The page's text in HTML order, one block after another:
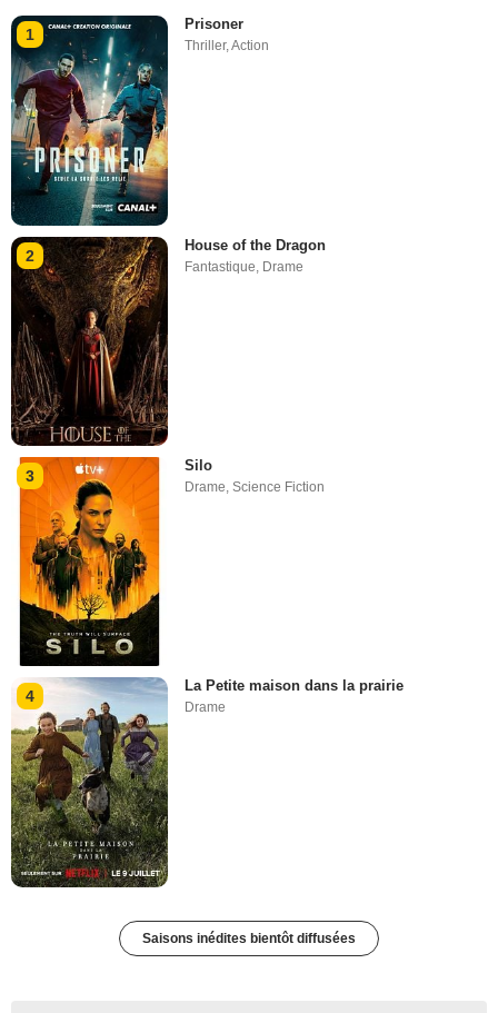
1
Prisoner
Thriller,Action
2
House of the Dragon
Fantastique Drame
3
Silo
Drame,Science Fiction
4
La Petite maison dans la prairie
Drame
Saisons inédites bientôt diffusées